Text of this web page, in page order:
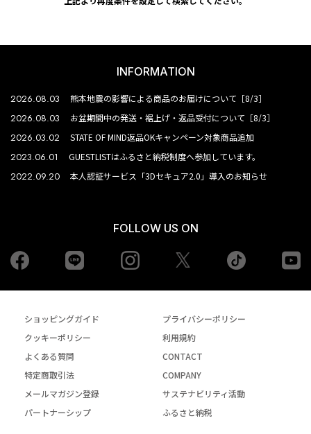
INFORMATION
2026.08.03 熊本地震の影響による商品のお届けについて［8/3］
2026.08.03 お盆期間中の発送・裾上げ・返品受付について［8/3］
2026.03.02 STATE OF MIND返品OKキャンペーン対象商品追加
2023.06.01 GUESTLISTはふるさと納税制度へ参加しています。
2022.09.20 本人認証サービス「3Dセキュア2.0」導入のお知らせ
FOLLOW US ON
Facebook Instagram tiktok
ショッピングガイド
プライバシーポリシー
クッキーポリシー
利用規約
よくある質問
CONTACT
特定商取引法
COMPANY
メールマガジン登録
サステナビリティ活動
パートナーシップ
ふるさと納税